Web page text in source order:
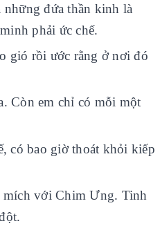
Bảo mật thông tin
những đứa thần kinh là
phải ức chế.
gió rồi ước rằng ở nơi đó
Còn em chỉ có mỗi một
có bao giờ thoát khỏi kiếp
với Chim Ưng. Tinh